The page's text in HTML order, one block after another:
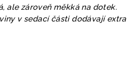
ale zároveň měkká na dotek.
v sedací části dodávají extra